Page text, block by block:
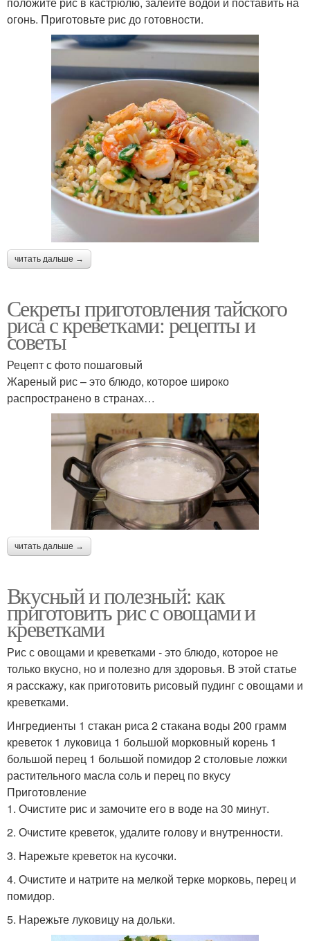
огонь. Приготовьте рис до готовности.
читать дальше →
Секреты приготовления тайского
риса с креветками: рецепты и
советы
Рецепт с фото пошаговый
Жареный рис – это блюдо, которое широко
распространено в странах…
читать дальше →
Вкусный и полезный: как
приготовить рис с овощами и
креветками
Рис с овощами и креветками - это блюдо, которое не
только вкусно, но и полезно для здоровья. В этой статье
я расскажу, как приготовить рисовый пудинг с овощами и
креветками.
Ингредиенты 1 стакан риса 2 стакана воды 200 грамм
креветок 1 луковица 1 большой морковный корень 1
большой перец 1 большой помидор 2 столовые ложки
растительного масла соль и перец по вкусу
Приготовление
1. Очистите рис и замочите его в воде на 30 минут.
2. Очистите креветок, удалите голову и внутренности.
3. Нарежьте креветок на кусочки.
4. Очистите и натрите на мелкой терке морковь, перец и
помидор.
5. Нарежьте луковицу на дольки.